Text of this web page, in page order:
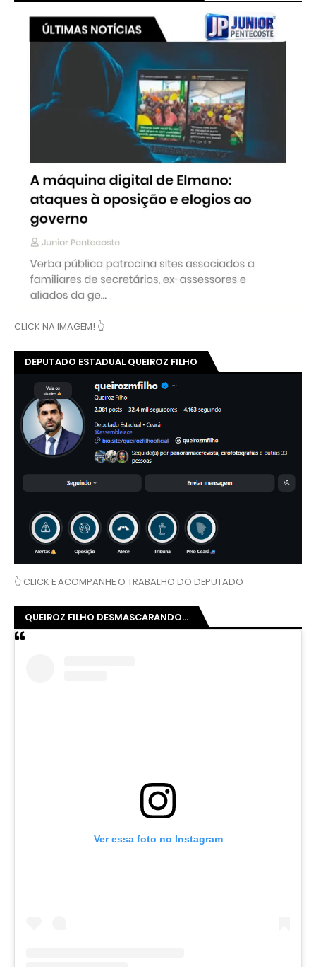
CLICK NA IMAGEM! 👆
DEPUTADO ESTADUAL QUEIROZ FILHO
👆 CLICK E ACOMPANHE O TRABALHO DO DEPUTADO
QUEIROZ FILHO DESMASCARANDO...
Ver essa foto no Instagram